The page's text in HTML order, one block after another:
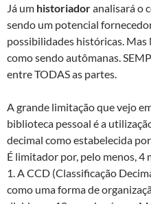
Já um historiadoranalisará o
sendo um potencial
possibilidades históricas.
como sendo autômanas.
entre TODAS as partes.
A grande limitação que vejo
biblioteca pessoal é a
decimal como estabelecida
É limitador por, pelo menos, 4
1. A CCD (Classificação
como uma forma de